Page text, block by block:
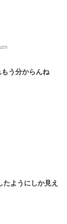
う分からんね
たようにしか見え